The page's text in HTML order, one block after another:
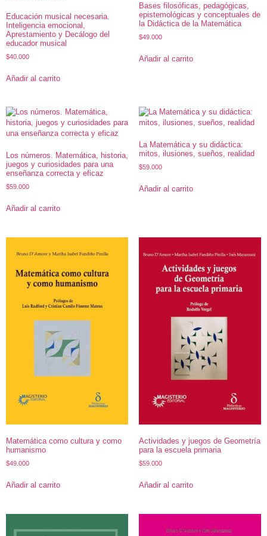
Educación musical necesaria.
Inteligencia emocional,
Aprestamiento y Decálogo del
educador musical
$40.000
Añadir al carrito
Bases filosóficas, pedagógicas,
epistemológicas y conceptuales de
la Didáctica de la Matemática
$49.000
Añadir al carrito
Los números. Matemática, historia,
juegos y curiosidades para una
enseñanza correcta y eficaz
$59.000
Añadir al carrito
La Matemática y su didáctica:
mitos, ilusiones, sueños, realidad
$59.000
Añadir al carrito
Matemática como cultura y como
humanismo
$49.000
Añadir al carrito
Actividades y juegos de Geometría
para la escuela primaria
$59.000
Añadir al carrito